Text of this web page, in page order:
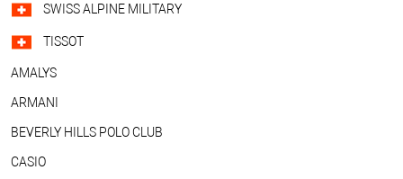
SWISS ALPINE MILITARY
TISSOT
AMALYS
ARMANI
BEVERLY HILLS POLO CLUB
CASIO